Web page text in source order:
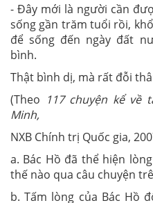
- Đây mới là người cần
sống gần trăm tuổi rồi,
để sống đến ngày đất
bình.
Thật bình dị, mà rất đỗi
(Theo 117 chuyện kể về
Minh,
NXB Chính trị Quốc gia,
a. Bác Hồ đã thể hiện
thế nào qua câu chuyện
b. Tấm lòng của Bác Hồ